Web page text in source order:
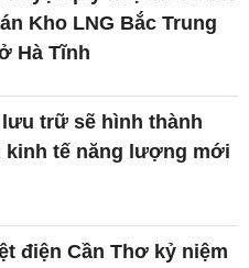
Kho LNG Bắc Trung
Hà Tĩnh
lưu trữ sẽ hình thành
kinh tế năng lượng mới
điện Cần Thơ kỷ niệm